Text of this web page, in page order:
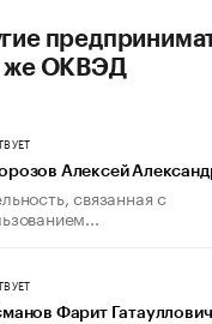
же ОКВЭД
Алексей
связанная с
Фарит Гатауллович